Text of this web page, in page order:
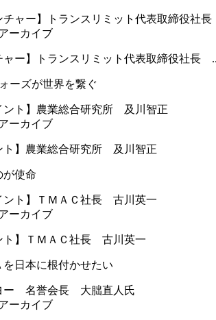
ーカイブ
ャー】トランスリミット代表取締役社長
ーズが世界を繋ぐ
ーカイブ
ト】農業総合研究所 及川智正
が使命
ーカイブ
ト】ＴＭＡＣ社長 古川英一
日本に根付かせたい
ーカイブ